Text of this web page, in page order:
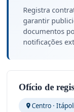
Registra
garantir
documentos
notificações
Ofício de
Centro ·